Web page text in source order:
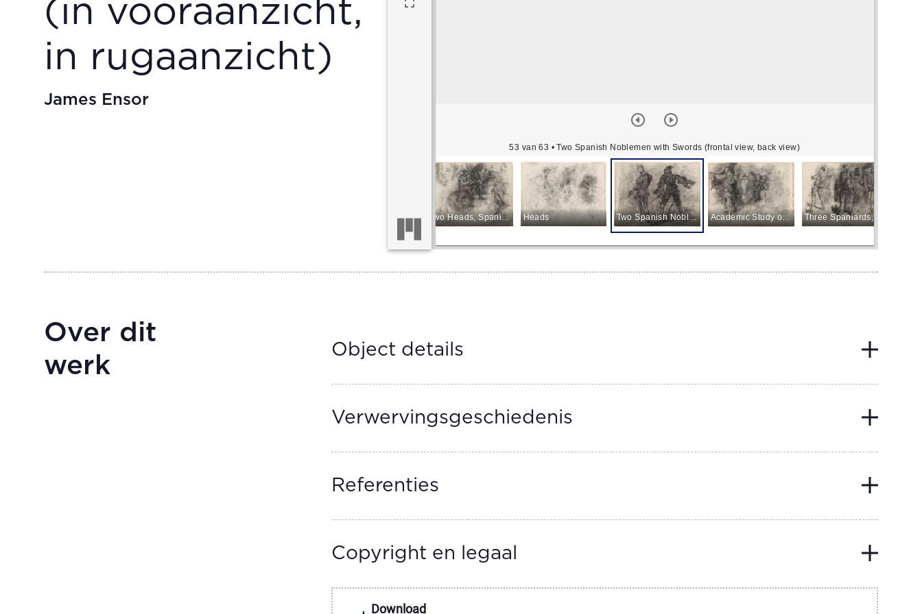
(in vooraanzicht,
in rugaanzicht)
James Ensor
53 van 63 • Two Spanish Noblemen with Swords (frontal view, back view)
Two Heads, Spanish Soldiers in Full Combat and Three Soldiers Waving their Weapons Heads Two Spanish Noblemen with Swords (frontal view, back view) Academic Study of a Head and Two Spaniards
Over dit
werk
Object details
Verwervingsgeschiedenis
Referenties
Copyright en legaal
Download